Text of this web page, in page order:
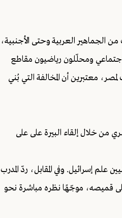
الجماهير العربية وحتى الأجنبية،
ومحلّلون رياضيون مقاطع
معتبرين أن المخالفة التي بُني
الجمهور المصري من خلال إلقاء البيرة على على
علم إسرائيل. وفي المقابل، ردّ المدرب
قميصه، موجّهًا نظره مباشرة نحو